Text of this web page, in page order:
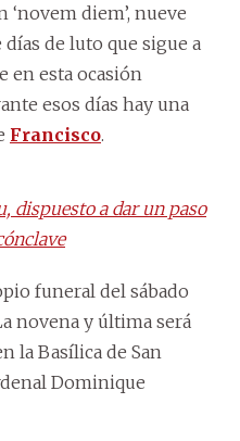
‘novem diem’, nueve
de luto que sigue a
en esta ocasión
esos días hay una
Francisco.
dispuesto a dar un paso
funeral del sábado
novena y última será
la Basílica de San
Dominique